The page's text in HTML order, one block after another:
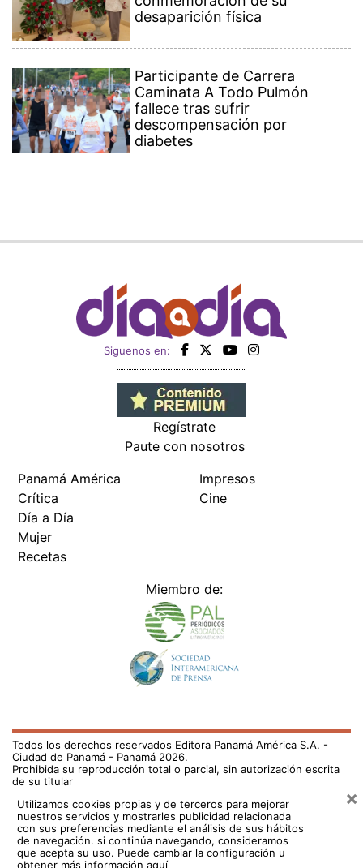
desaparición física
Participante de Carrera
Caminata A Todo Pulmón
fallece tras sufrir
descompensación por
diabetes
Siguenos en:
Regístrate
Paute con nosotros
Panamá América
Crítica
Día a Día
Mujer
Recetas
Impresos
Cine
Miembro de:
Todos los derechos reservados Editora Panamá América S.A. -
Ciudad de Panamá - Panamá 2026.
Prohibida su reproducción total o parcial, sin autorización escrita
de su titular
Utilizamos cookies propias y de terceros para mejorar
nuestros servicios y mostrarles publicidad relacionada
con sus preferencias mediante el análisis de sus hábitos
de navegación. si continúa navegando, consideramos
que acepta su uso. Puede cambiar la configuración u
obtener más información aquí
×